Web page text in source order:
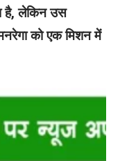
है, लेकिन उस
को एक मिशन में